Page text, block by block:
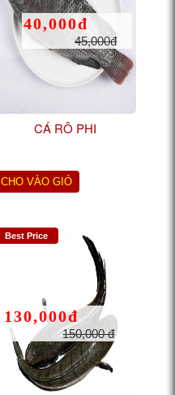
CÁ RÔ PHI
40,000đ
45,000đ
CHO VÀO GIỎ
Best Price
130,000đ
150,000 đ